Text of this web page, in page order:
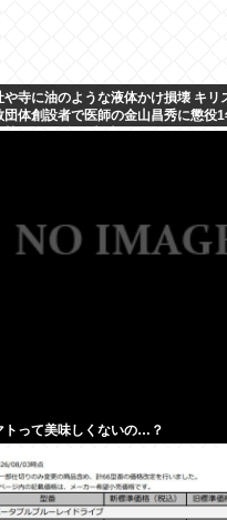
や寺に油のような液体かけ損壊 キリ
団体創設者で医師の金山昌秀に懲役
執行猶予3年の判決
トって美味しくないの…？